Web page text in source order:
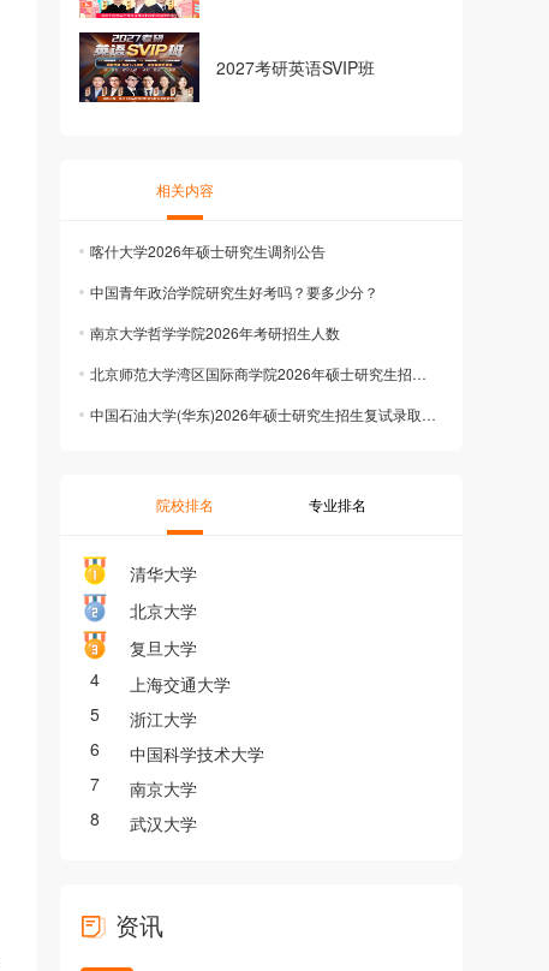
2027考研英语SVIP班
相关内容
喀什大学2026年硕士研究生调剂公告
中国青年政治学院研究生好考吗？要多少分？
南京大学哲学学院2026年考研招生人数
北京师范大学湾区国际商学院2026年硕士研究生招生复试分数线
中国石油大学(华东)2026年硕士研究生招生复试录取工作方案
院校排名 专业排名
清华大学
北京大学
复旦大学
4
上海交通大学
5
浙江大学
6
中国科学技术大学
7
南京大学
8
武汉大学
资讯